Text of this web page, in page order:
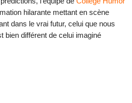
hilarante mettant en scène
dans le vrai futur, celui que nous
bien différent de celui imaginé